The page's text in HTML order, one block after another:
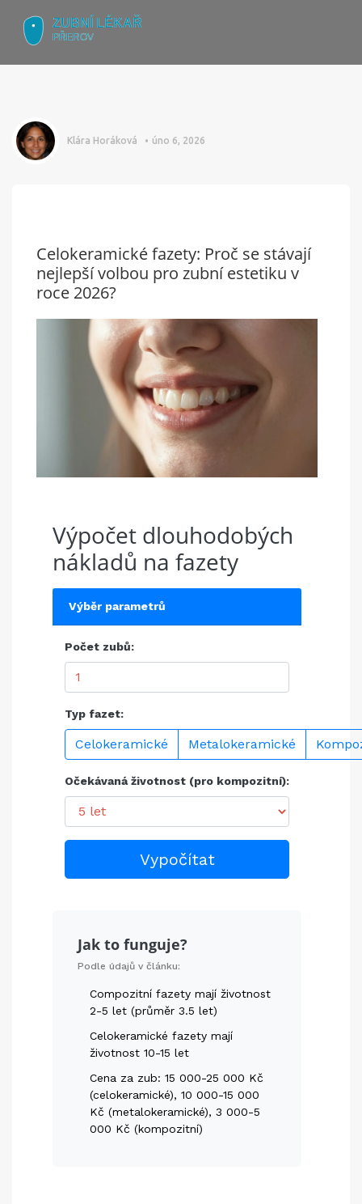
Klára Horáková úno 6, 2026
Celokeramické fazety: Proč se stávají
nejlepší volbou pro zubní estetiku v
roce 2026?
Výpočet dlouhodobých
nákladů na fazety
Výběr parametrů
Počet zubů:
Typ fazet:
Celokeramické Metalokeramické
Očekávaná životnost (pro kompozitní):
Vypočítat
Jak to funguje?
Podle údajů v článku:
Compozitní fazety mají životnost
2-5 let (průměr 3.5 let)
Celokeramické fazety mají
životnost 10-15 let
Cena za zub: 15 000-25 000 Kč
(celokeramické), 10 000-15 000
Kč (metalokeramické), 3 000-5
000 Kč (kompozitní)